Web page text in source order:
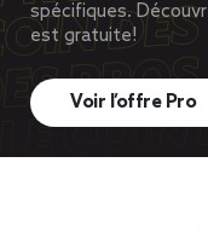
spécifiques.
est gratuite!
Voir l’offre Pro